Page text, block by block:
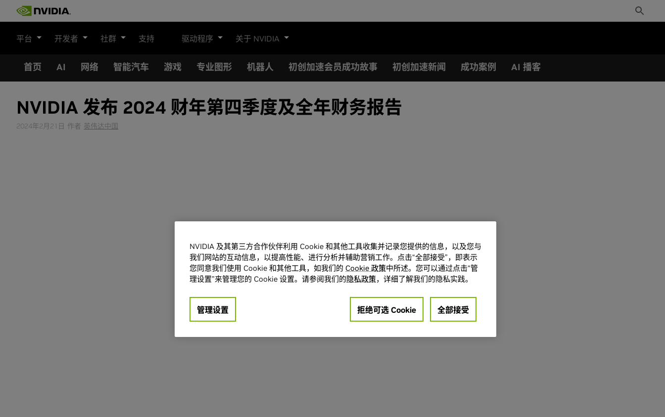
Toggle
Search
平台 开发者 社群 支持 驱动程序 关于 NVIDIA
首页 AI 网络 智能汽车 游戏 专业图形 机器人 初创加速会员成功故事 初创加速新闻 成功案例 AI 播客
NVIDIA 发布 2024 财年第四季度及全年财务报告
2024年2月21日 作者 英伟达中国
NVIDIA 及其第三方合作伙伴利用 Cookie 和其他工具收集并记录您提供的信息，以及您与
我们网站的互动信息，以提高性能、进行分析并辅助营销工作。点击“全部接受”，即表示
您同意我们使用 Cookie 和其他工具，如我们的 Cookie 政策中所述。您可以通过点击“管
理设置”来管理您的 Cookie 设置。请参阅我们的隐私政策，详细了解我们的隐私实践。
管理设置 拒绝可选 Cookie 全部接受